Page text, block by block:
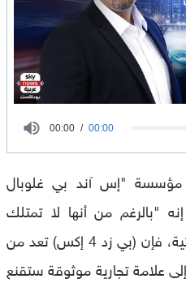
seconds
0
00:00 00:00
مؤسسة "إس آند بي غلوبال
"بالرغم من أنها لا تمتلك
نطاقا أو أداء رائدا لسيارة كهربائية، فإن (بي زد 4 إكس) تعد من
علامة تجارية موثوقة ستقنع